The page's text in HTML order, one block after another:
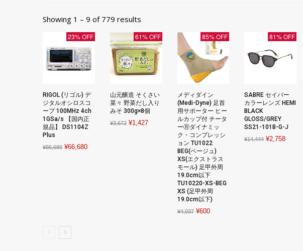
Showing 1 – 9 of 779 results
23% OFF
RIGOL (リゴル) デ
ジタルオシロスコ
ープ 100MHz 4ch
1GSa/s 【国内正
規品】 DS1104Z
Plus
¥86,680 Original
¥66,680Current
61% OFF
山元醸造 そくさい
菜々 野菜だし入り
みそ 300g×8個
¥3,672 Original
¥1,427Current
85% OFF
メディダイン
(Medi-Dyne) 足首
用サポーター ヒー
ルカップ付 チータ
ーⓇダイナミッ
ク・コンプレッシ
ョン TU1022
BEG(ベージュ)
XS(エクストラス
モール) 足甲外周
19.0cm以下
TU10220-XS-BEG
XS (足甲外周
19.0cm以下)
¥4,037 Original
¥600Current
81% OFF
SABRE セイバー
カラーレンズ HEMI
BLACK
GLOSS/GREY
SS21-101B-G-J
¥14,444 Original
¥2,758Current